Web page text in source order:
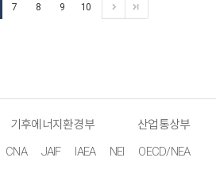
7 8 9 10
기후에너지환경부
산업통상부
CNA JAIF IAEA NEI
OECD/NEA